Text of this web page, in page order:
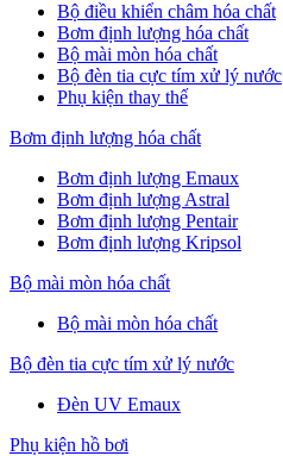
Bộ điều khiển châm hóa chất
Bơm định lượng hóa chất
Bộ mài mòn hóa chất
Bộ đèn tia cực tím xử lý nước
Phụ kiện thay thế
Bơm định lượng hóa chất
Bơm định lượng Emaux
Bơm định lượng Astral
Bơm định lượng Pentair
Bơm định lượng Kripsol
Bộ mài mòn hóa chất
Bộ mài mòn hóa chất
Bộ đèn tia cực tím xử lý nước
Đèn UV Emaux
Phụ kiện hồ bơi